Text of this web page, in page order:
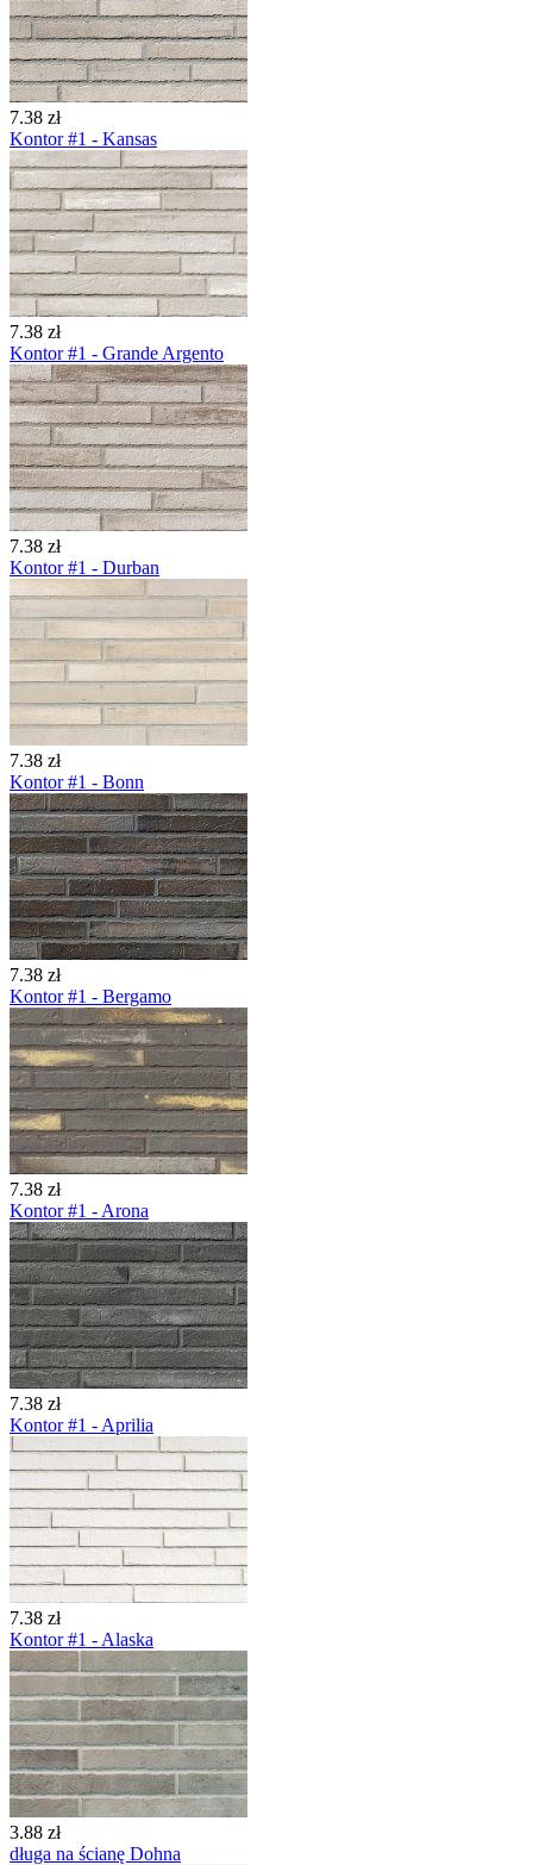
7.38 zł
Kontor #1 - Kansas
7.38 zł
Kontor #1 - Grande Argento
7.38 zł
Kontor #1 - Durban
7.38 zł
Kontor #1 - Bonn
7.38 zł
Kontor #1 - Bergamo
7.38 zł
Kontor #1 - Arona
7.38 zł
Kontor #1 - Aprilia
7.38 zł
Kontor #1 - Alaska
3.88 zł
długa na ścianę Dohna